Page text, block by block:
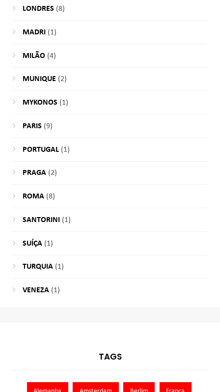
LONDRES (8)
MADRI (1)
MILÃO(4)
MUNIQUE (2)
MYKONOS (1)
PARIS (9)
PORTUGAL(1)
PRAGA(2)
ROMA(8)
SANTORINI (1)
SUÍÇA(1)
TURQUIA(1)
VENEZA(1)
TAGS